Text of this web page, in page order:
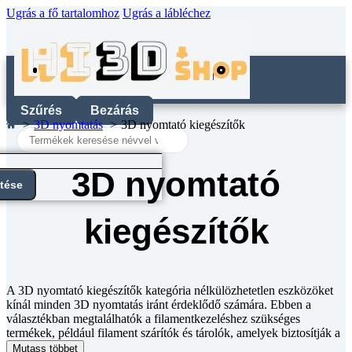
Ugrás a fő tartalomhoz Ugrás a lábléchez
Search
...
Szűrés
Bezárás
3D nyomtatás
3D nyomtató kiegészítők
3D nyomtató
kiegészítők
A 3D nyomtató kiegészítők kategória nélkülözhetetlen eszközöket
kínál minden 3D nyomtatás iránt érdeklődő számára. Ebben a
választékban megtalálhatók a filamentkezeléshez szükséges
termékek, például filament szárítók és tárolók, amelyek biztosítják a
nyomtatóanyagok optimális állapotát. Emellett kínálunk különféle
Mutass többet